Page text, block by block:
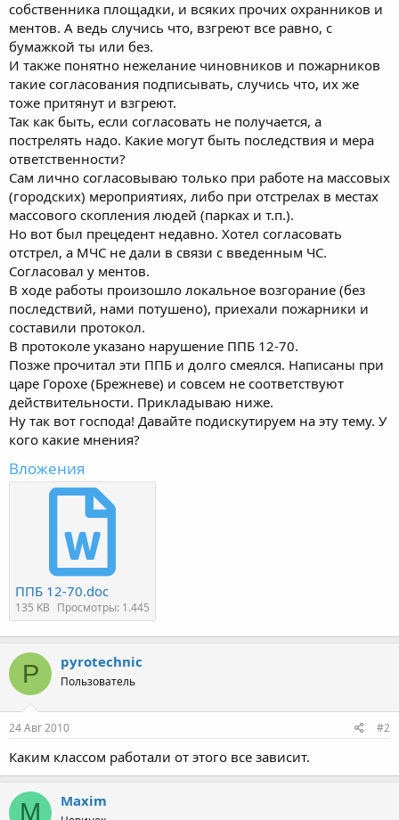
собственника площадки, и всяких прочих охранников и
ментов. А ведь случись что, взгреют все равно, с
бумажкой ты или без.
И также понятно нежелание чиновников и пожарников
такие согласования подписывать, случись что, их же
тоже притянут и взгреют.
Так как быть, если согласовать не получается, а
пострелять надо. Какие могут быть последствия и мера
ответственности?
Сам лично согласовываю только при работе на массовых
(городских) мероприятиях, либо при отстрелах в местах
массового скопления людей (парках и т.п.).
Но вот был прецедент недавно. Хотел согласовать
отстрел, а МЧС не дали в связи с введенным ЧС.
Согласовал у ментов.
В ходе работы произошло локальное возгорание (без
последствий, нами потушено), приехали пожарники и
составили протокол.
В протоколе указано нарушение ППБ 12-70.
Позже прочитал эти ППБ и долго смеялся. Написаны при
царе Горохе (Брежневе) и совсем не соответствуют
действительности. Прикладываю ниже.
Ну так вот господа! Давайте подискутируем на эту тему. У
кого какие мнения?
Вложения
ППБ 12-70.doc
135 KB Просмотры: 1.445
P pyrotechnic
Пользователь
24 Авг 2010 #2
Каким классом работали от этого все зависит.
M Maxim